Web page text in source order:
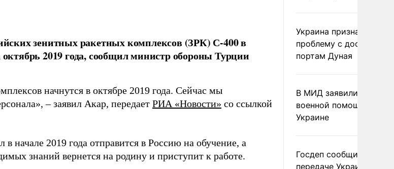
зенитных ракетных комплексов (ЗРК) С-400 в
2019 года, сообщил министр обороны Турции
начнутся в октябре 2019 года. Сейчас мы
– заявил Акар, передает РИА «Новости» со ссылкой
в начале 2019 года отправится в Россию на обучение, а
знаний вернется на родину и приступит к работе.
Украина признала
проблему с доступом к
портам Дуная
В МИД заявили о
военной помощи
Украине
Госдеп сообщил о
передаче Украине